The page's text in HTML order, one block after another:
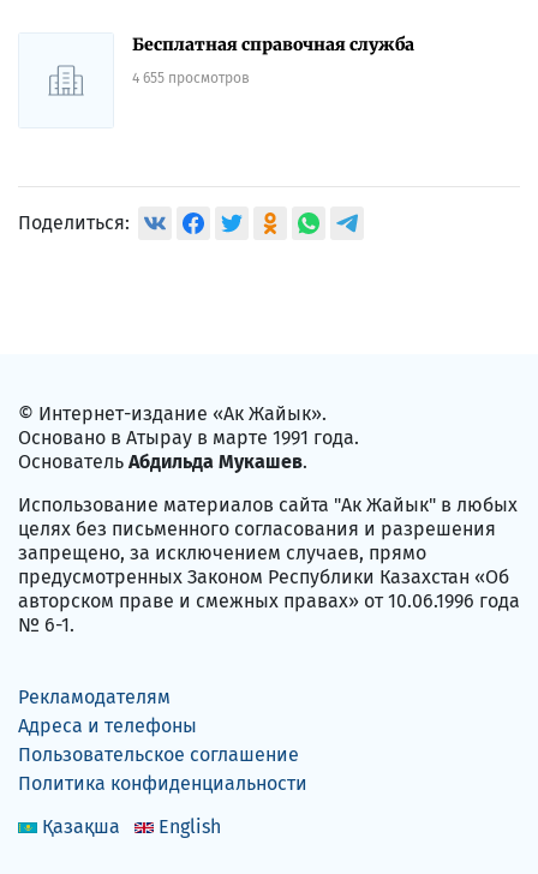
Бесплатная справочная служба
4 655 просмотров
Поделиться:
© Интернет-издание «Ак Жайык».
Основано в Атырау в марте 1991 года.
Основатель Абдильда Мукашев.
Использование материалов сайта "Ак Жайык" в любых
целях без письменного согласования и разрешения
запрещено, за исключением случаев, прямо
предусмотренных Законом Республики Казахстан «Об
авторском праве и смежных правах» от 10.06.1996 года
№ 6-1.
Рекламодателям
Адреса и телефоны
Пользовательское соглашение
Политика конфиденциальности
Қазақша
English